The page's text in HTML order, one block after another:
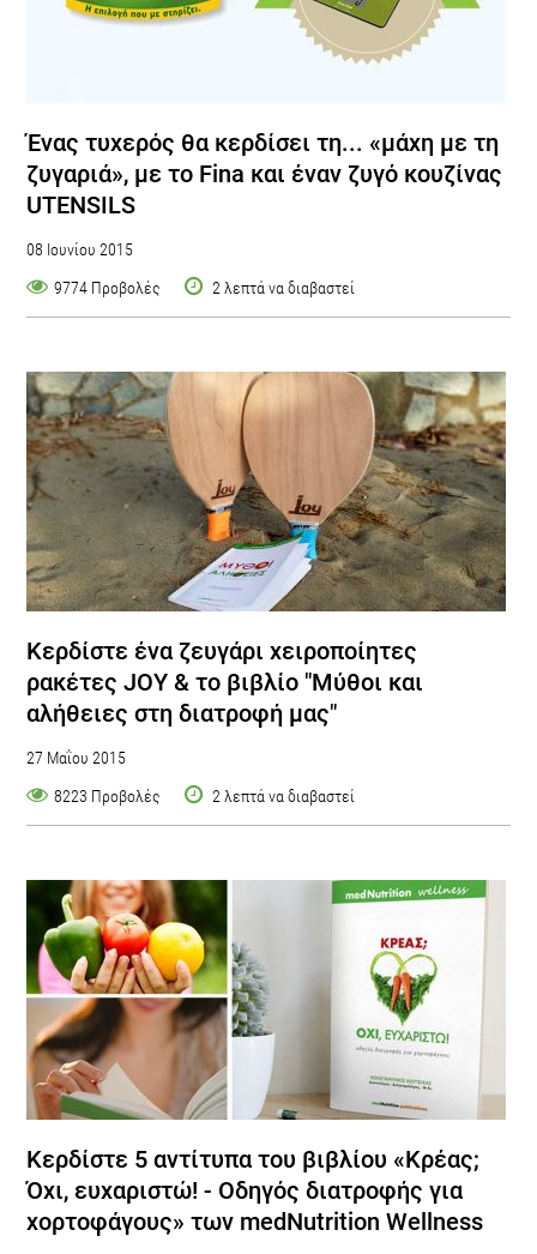
Ένας τυχερός θα κερδίσει τη... «μάχη με τη
ζυγαριά», με το Fina και έναν ζυγό κουζίνας
UTENSILS
08 Ιουνίου 2015
9774 Προβολές
2 λεπτά να διαβαστεί
Κερδίστε ένα ζευγάρι χειροποίητες
ρακέτες JOY & το βιβλίο "Mύθοι και
αλήθειες στη διατροφή μας"
27 Μαΐου 2015
8223 Προβολές
2 λεπτά να διαβαστεί
Κερδίστε 5 αντίτυπα του βιβλίου «Κρέας;
Όχι, ευχαριστώ! - Οδηγός διατροφής για
χορτοφάγους» των medNutrition Wellness